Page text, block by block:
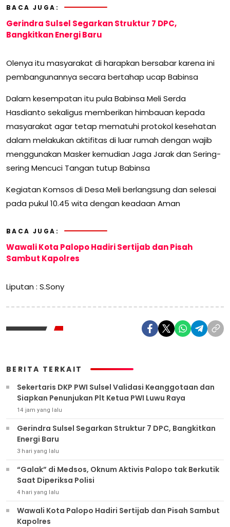
BACA JUGA:
Gerindra Sulsel Segarkan Struktur 7 DPC,
Bangkitkan Energi Baru
Olenya itu masyarakat di harapkan bersabar karena ini
pembangunannya secara bertahap ucap Babinsa
Dalam kesempatan itu pula Babinsa Meli Serda
Hasdianto sekaligus memberikan himbauan kepada
masyarakat agar tetap mematuhi protokol kesehatan
dalam melakukan aktifitas di luar rumah dengan wajib
menggunakan Masker kemudian Jaga Jarak dan Sering-
sering Mencuci Tangan tutup Babinsa
Kegiatan Komsos di Desa Meli berlangsung dan selesai
pada pukul 10.45 wita dengan keadaan Aman
BACA JUGA:
Wawali Kota Palopo Hadiri Sertijab dan Pisah
Sambut Kapolres
Liputan : S.Sony
BERITA TERKAIT
Sekertaris DKP PWI Sulsel Validasi Keanggotaan dan
Siapkan Penunjukan Plt Ketua PWI Luwu Raya
14 jam yang lalu
Gerindra Sulsel Segarkan Struktur 7 DPC, Bangkitkan
Energi Baru
3 hari yang lalu
“Galak” di Medsos, Oknum Aktivis Palopo tak Berkutik
Saat Diperiksa Polisi
4 hari yang lalu
Wawali Kota Palopo Hadiri Sertijab dan Pisah Sambut
Kapolres